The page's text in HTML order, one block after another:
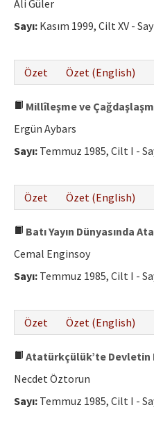
Ali Güler
Sayı: Kasım 1999, Cilt XV -
Özet
Özet (English)
Millîleşme ve
Ergün Aybars
Sayı: Temmuz 1985, Cilt I -
Özet
Özet (English)
Batı Yayın Dünyasında
Cemal Enginsoy
Sayı: Temmuz 1985, Cilt I -
Özet
Özet (English)
Atatürkçülük’te Devletin
Necdet Öztorun
Sayı: Temmuz 1985, Cilt I -